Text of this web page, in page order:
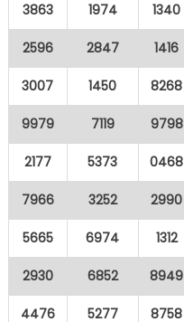
3863 1974 1340
2596 2847 1416
3007 1450 8268
9979 7119 9798
2177 5373 0468
7966 3252 2990
5665 6974 1312
2930 6852 8949
4476 5277 8758